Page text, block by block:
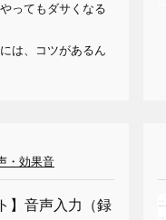
ってもダサくなる
は、コツがあるん
・効果音
】音声入力（録